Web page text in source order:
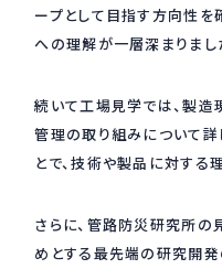
新着情報
採用情報 Recruit
ープとして目指す方向性を
への理解が一層深まりまし
続いて工場見学では、製
管理の取り組みについて詳
とで、技術や製品に対する
さらに、管路防災研究所の
めとする最先端の研究開